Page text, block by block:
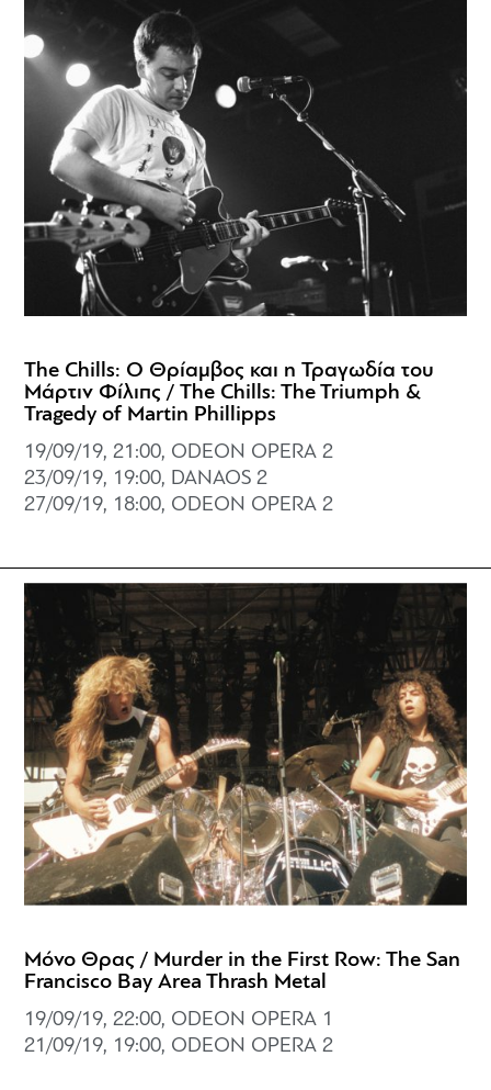
The Chills: Ο Θρίαμβος και η Τραγωδία του
Μάρτιν Φίλιπς / The Chills: The Triumph &
Tragedy of Martin Phillipps
19/09/19, 21:00, ODEON OPERA 2
23/09/19, 19:00, DANAOS 2
27/09/19, 18:00, ODEON OPERA 2
Μόνο Θρας / Murder in the First Row: The San
Francisco Bay Area Thrash Metal
19/09/19, 22:00, ODEON OPERA 1
21/09/19, 19:00, ODEON OPERA 2